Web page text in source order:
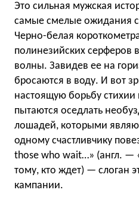
Это сильная мужская
самые смелые ожидания
Черно-белая
полинезийских серферов
волны. Завидев ее на
бросаются в воду. И вот
настоящую борьбу
пытаются оседлать
лошадей, которыми
одному счастливчику
those who wait…» (англ. —
тому, кто ждет) — слоган
кампании.